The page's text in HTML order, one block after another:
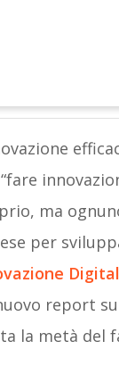
ma
per
report
la metà